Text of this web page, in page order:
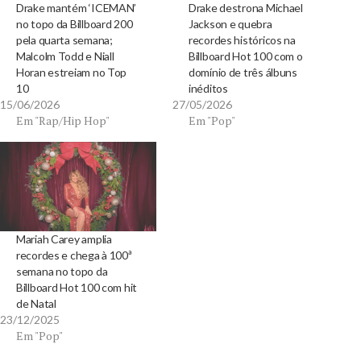
Drake mantém ‘ICEMAN’
no topo da Billboard 200
pela quarta semana;
Malcolm Todd e Niall
Horan estreiam no Top
10
15/06/2026
Em "Rap/Hip Hop"
Drake destrona Michael
Jackson e quebra
recordes históricos na
Billboard Hot 100 com o
domínio de três álbuns
inéditos
27/05/2026
Em "Pop"
Mariah Carey amplia
recordes e chega à 100ª
semana no topo da
Billboard Hot 100 com hit
de Natal
23/12/2025
Em "Pop"